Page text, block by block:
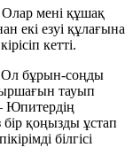
мені құшақ
екі езуі құлағына
кетті.
Ол бұрын-соңды
тауып
Юпитердің
қоңызды ұстап
білгісі